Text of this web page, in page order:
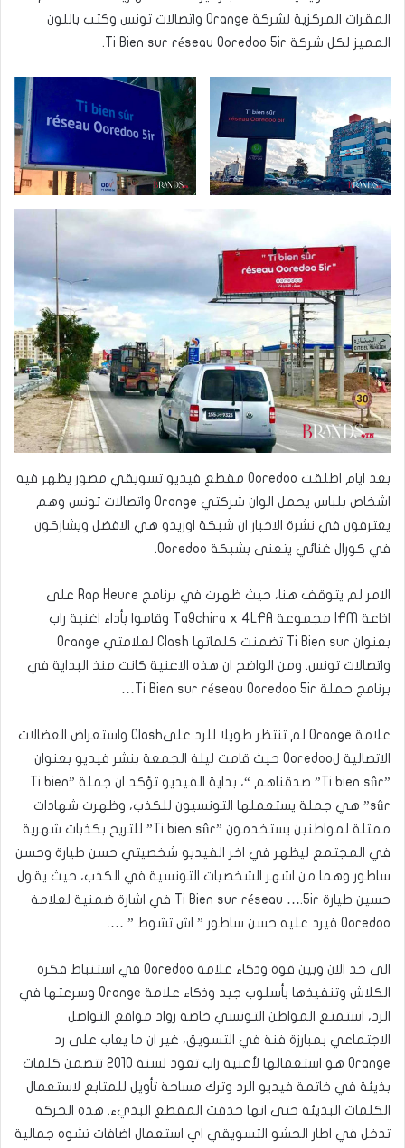
المقرات المركزية لشركة Orange واتصالات تونس وكتب باللون
المميز لكل شركة Ti Bien sur réseau Ooredoo 5ir.
بعد ايام اطلقت Ooredoo مقطع فيديو تسويقي مصور يظهر فيه
اشخاص بلباس يحمل الوان شركتي Orange واتصالات تونس وهم
يعترفون في نشرة الاخبار ان شبكة اوريدو هي الافضل ويشاركون
في كورال غنائي يتعنى بشبكة Ooredoo.
الامر لم يتوقف هنا، حيث ظهرت في برنامج Rap Heure على
اذاعة IFM مجموعة Ta9chira x 4LFA وقاموا بأداء اغنية راب
بعنوان Ti Bien sur تضمنت كلماتها Clash لعلامتي Orange
واتصالات تونس. ومن الواضح ان هذه الاغنية كانت منذ البداية في
برنامج حملة Ti Bien sur réseau Ooredoo 5ir…
علامة Orange لم تنتظر طويلا للرد علىClash واستعراض العضالات
الاتصالية لOoredoo حيث قامت ليلة الجمعة بنشر فيديو بعنوان
”Ti bien sûr” صدقناهم “، بداية الفيديو تؤكد ان جملة ”Ti bien
sûr” هي جملة يستعملها التونسيون للكذب، وظهرت شهادات
ممثلة لمواطنين يستخدمون ”Ti bien sûr” للتريح بكذبات شهرية
في المجتمع ليظهر في اخر الفيديو شخصيتي حسن طيارة وحسن
ساطور وهما من اشهر الشخصيات التونسية في الكذب، حيث يقول
حسين طيارة Ti Bien sur réseau ….5ir في اشارة ضمنية لعلامة
Ooredoo فيرد عليه حسن ساطور ” اش تشوط ” ….
الى حد الان وبين قوة وذكاء علامة Ooredoo في استنباط فكرة
الكلاش وتنفيذها بأسلوب جيد وذكاء علامة Orange وسرعتها في
الرد، استمتع المواطن التونسي خاصة رواد مواقع التواصل
الاجتماعي بمبارزة فنة في التسويق، غير ان ما يعاب على رد
Orange هو استعمالها لأغنية راب تعود لسنة 2010 تتضمن كلمات
بذيئة في خاتمة فيديو الرد وترك مساحة تأويل للمتابع لاستعمال
الكلمات البذيئة حتى انها حذفت المقطع البذيء. هذه الحركة
تدخل في اطار الحشو التسويقي اي استعمال اضافات تشوه جمالية